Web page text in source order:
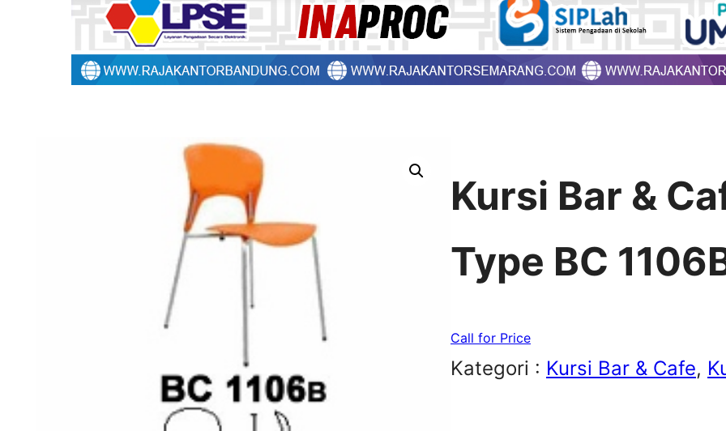
Kursi Bar &
Type BC
Call for Price
Kategori : Kursi Bar & Cafe,